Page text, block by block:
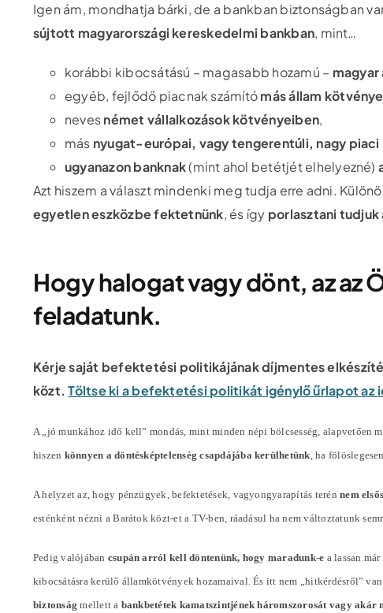
Igen ám, mondhatja bárki, de a bankban biztonságban
sújtott magyarországi kereskedelmi bankban, mint…
korábbi kibocsátású – magasabb hozamú –
egyéb, fejlődő piacnak számítómás állam
nevesnémet vállalkozások kötvényeiben,
más nyugat-európai, vagy tengerentúli, nagy piaci
ugyanazon banknak(mint ahol betétjét elhelyezné)
Azt hiszem a választ mindenki meg tudja erre adni.
egyetlen eszközbe fektetnünk, és így porlasztani
Hogy halogat vagy dönt, az az
feladatunk.
Kérje saját befektetési politikájának díjmentes
közt. Töltse ki a befektetési politikát igénylő űrlapot az
A „jó munkához idő kell” mondás, mint minden népi bölcsesség, alapvetően
hiszen könnyen a döntésképtelenség csapdájába kerülhetünk, ha
A helyzet az, hogy pénzügyek, befektetések, vagyongyarapítás terénnem
esténként nézni a Barátok közt-et a TV-ben, ráadásul ha nem változtatunk
Pedig valójában csupán arról kell döntenünk, hogy maradunk-e a lassan
kibocsátásra kerülő államkötvények hozamaival. És itt nem „hitkérdésről” van
biztonság mellett a bankbetétek kamatszintjének háromszorosát vagy akár